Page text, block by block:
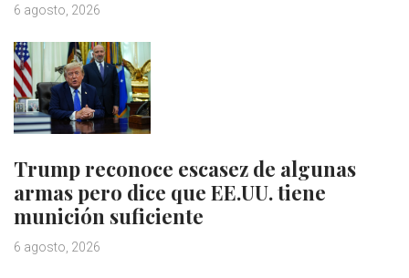
6 agosto, 2026
Trump reconoce escasez de algunas
armas pero dice que EE.UU. tiene
munición suficiente
6 agosto, 2026